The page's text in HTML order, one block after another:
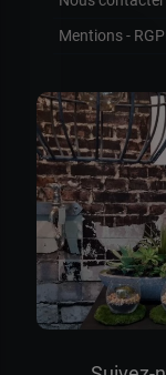
Mentions -